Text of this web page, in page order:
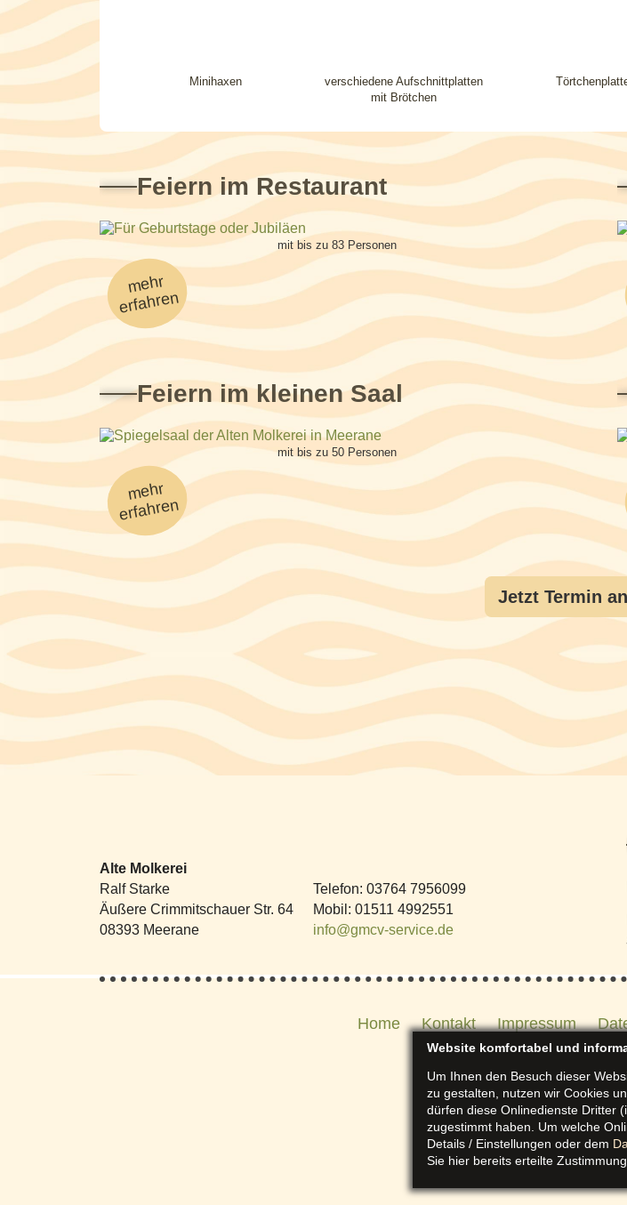
Minihaxen
verschiedene Aufschnittplatten
mit Brötchen
Feiern im Restaurant
mit bis zu 83 Personen
mehr
erfahren
Feiern im kleinen Saal
mit bis zu 50 Personen
mehr
erfahren
Jetzt Termin
Alte Molkerei
Ralf Starke
Äußere Crimmitschauer Str. 64
08393 Meerane
Telefon: 03764 7956099
Mobil : 01511 4992551
info@gmcv-service.de
Home Kontakt Impressum
Website komfortabel und
Um Ihnen den Besuch dieser
zu gestalten, nutzen wir Cookies
dürfen diese Onlinedienste Dritter
zugestimmt haben. Um welche
Details / Einstellungen oder dem
Sie hier bereits erteilte